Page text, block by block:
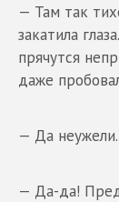
— Там так
закатила
прячутся
даже
— Да
— Да-да!